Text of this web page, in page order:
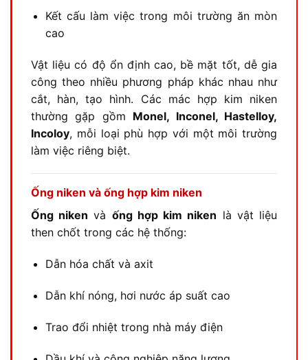
Kết cấu làm việc trong môi trường ăn mòn
cao
Vật liệu có độ ổn định cao, bề mặt tốt, dễ gia
công theo nhiều phương pháp khác nhau như
cắt, hàn, tạo hình. Các mác hợp kim niken
thường gặp gồm Monel, Inconel, Hastelloy,
Incoloy, mỗi loại phù hợp với một môi trường
làm việc riêng biệt.
Ống niken và ống hợp kim niken
Ống niken và ống hợp kim niken là vật liệu
then chốt trong các hệ thống:
Dẫn hóa chất và axit
Dẫn khí nóng, hơi nước áp suất cao
Trao đổi nhiệt trong nhà máy điện